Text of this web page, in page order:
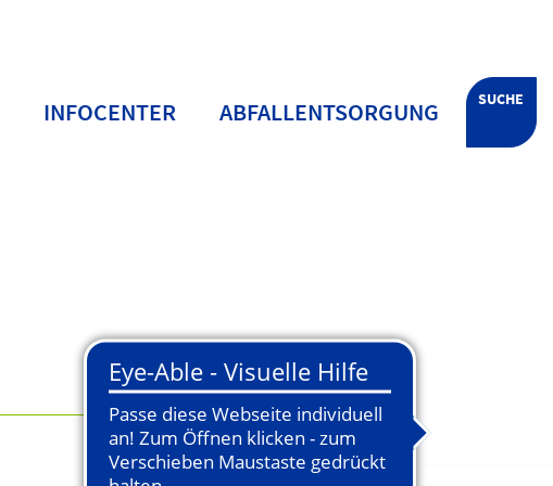
SUCHE
INFOCENTER ABFALLENTSORGUNG